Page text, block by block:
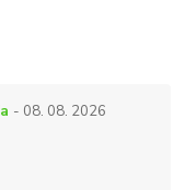
- 08. 08. 2026